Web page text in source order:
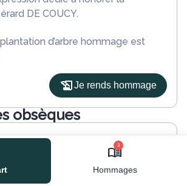
3
Hommages
DE COUCY.
d’arbre hommage est
Je rends hommage
obsèques
de Gérard DE COUCY se
dans l’intimité familiale.